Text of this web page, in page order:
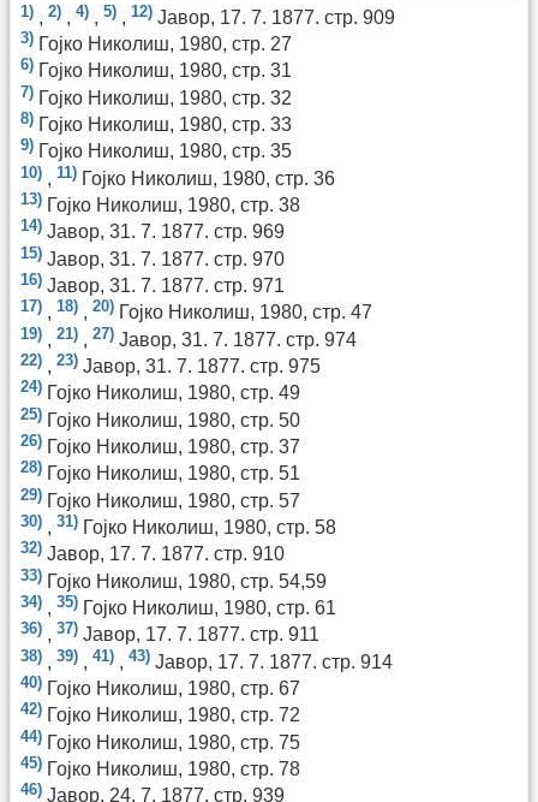
1) , 2) , 4) , 5) , 12) Јавор, 17. 7. 1877. стр. 909
3) Гојко Николиш, 1980, стр. 27
6) Гојко Николиш, 1980, стр. 31
7) Гојко Николиш, 1980, стр. 32
8) Гојко Николиш, 1980, стр. 33
9) Гојко Николиш, 1980, стр. 35
10) , 11) Гојко Николиш, 1980, стр. 36
13) Гојко Николиш, 1980, стр. 38
14) Јавор, 31. 7. 1877. стр. 969
15) Јавор, 31. 7. 1877. стр. 970
16) Јавор, 31. 7. 1877. стр. 971
17) , 18) , 20) Гојко Николиш, 1980, стр. 47
19) , 21) , 27) Јавор, 31. 7. 1877. стр. 974
22) , 23) Јавор, 31. 7. 1877. стр. 975
24) Гојко Николиш, 1980, стр. 49
25) Гојко Николиш, 1980, стр. 50
26) Гојко Николиш, 1980, стр. 37
28) Гојко Николиш, 1980, стр. 51
29) Гојко Николиш, 1980, стр. 57
30) , 31) Гојко Николиш, 1980, стр. 58
32) Јавор, 17. 7. 1877. стр. 910
33) Гојко Николиш, 1980, стр. 54,59
34) , 35) Гојко Николиш, 1980, стр. 61
36) , 37) Јавор, 17. 7. 1877. стр. 911
38) , 39) , 41) , 43) Јавор, 17. 7. 1877. стр. 914
40) Гојко Николиш, 1980, стр. 67
42) Гојко Николиш, 1980, стр. 72
44) Гојко Николиш, 1980, стр. 75
45) Гојко Николиш, 1980, стр. 78
46) Јавор, 24. 7. 1877. стр. 939